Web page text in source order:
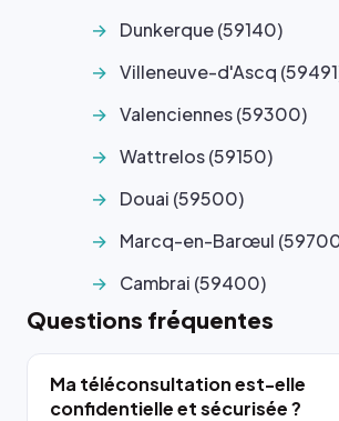
Dunkerque (59140)
Villeneuve-d'Ascq
Valenciennes (59300)
Wattrelos (59150)
Douai (59500)
Marcq-en-Barœul
Cambrai (59400)
Questions fréquentes
Ma téléconsultation est-elle
confidentielle et sécurisée ?